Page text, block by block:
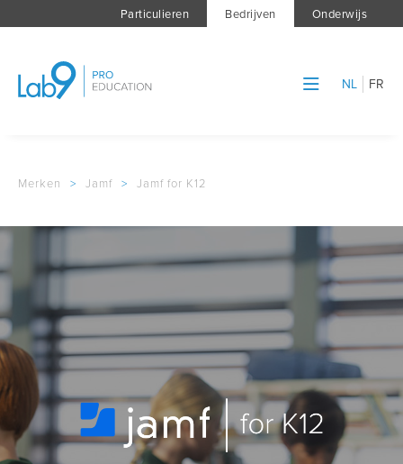
Particulieren Bedrijven Onderwijs
NL FR
Merken > Jamf > Jamf for K12